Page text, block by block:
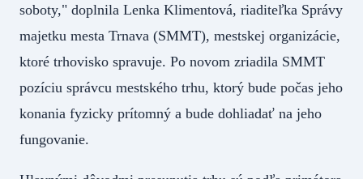
soboty," doplnila Lenka Klimentová, riaditeľka Správy
majetku mesta Trnava (SMMT), mestskej organizácie,
ktoré trhovisko spravuje. Po novom zriadila SMMT
pozíciu správcu mestského trhu, ktorý bude počas jeho
konania fyzicky prítomný a bude dohliadať na jeho
fungovanie.